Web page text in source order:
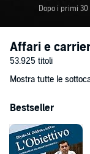
Dopo i primi
Affari e
53.925 titoli
Mostra tutte le
Bestseller